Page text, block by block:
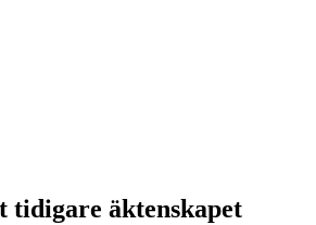
tidigare äktenskapet